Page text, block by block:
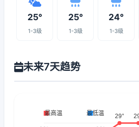
25°
1-3级
25°
1-3级
24°
1-3级
未来7天趋势